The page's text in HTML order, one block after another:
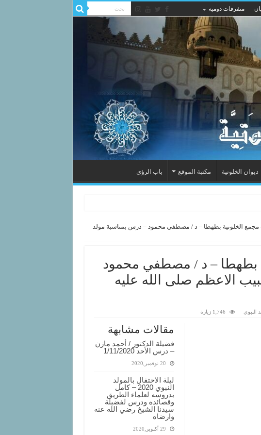
متفرقات دومية
ديوان الخلوتية مكتبة الموقع باب الرؤى
الخلوتية بطهطا – د / مصطفي محمود – درس بمناسبة مولد
بطهطا – د / مصطفي محمود
الاعظم صلى الله عليه
النبوي 1,746 زيارة
مقالات مشابهة
فضيلة الدكتور / أحمد مازن
– درس الأحد 1/11/2020
20 نوفمبر,2020
ليلة الاحتفال بالمولد
النبوي 2020 – كامل
بدروسه لعلماء الطريق
وقصائده ودرس لفضيلة
سيدنا الشيخ رضي الله عنه
وارضاه
29 أكتوبر,2020